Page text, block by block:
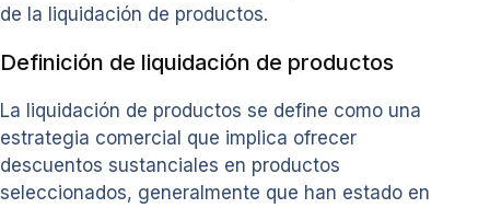
de la liquidación de productos.
Definición de liquidación de productos
La liquidación de productos se define como una
estrategia comercial que implica ofrecer
descuentos sustanciales en productos
seleccionados, generalmente que han estado en